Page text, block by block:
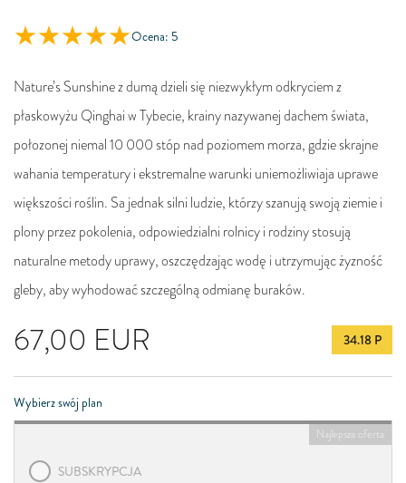
Ocena: 5
67,00 EUR 34.18 P
Nature’s Sunshine z dumą dzieli się niezwykłym odkryciem z
płaskowyżu Qinghai w Tybecie, krainy nazywanej dachem świata,
połozonej niemal 10 000 stóp nad poziomem morza, gdzie skrajne
wahania temperatury i ekstremalne warunki uniemożliwiaja uprawe
większości roślin. Sa jednak silni ludzie, którzy szanują swoją ziemie i
plony przez pokolenia, odpowiedzialni rolnicy i rodziny stosują
naturalne metody uprawy, oszczędzając wodę i utrzymując żyzność
gleby, aby wyhodować szczególną odmianę buraków.
Wybierz swój plan
Najlepsza oferta
SUBSKRYPCJA